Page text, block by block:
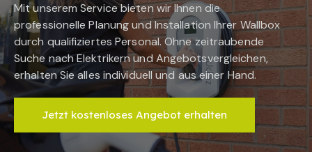
Mit unserem Service bieten wir Ihnen die
professionelle Planung und Installation Ihrer Wallbox
durch qualifiziertes Personal. Ohne zeitraubende
Suche nach Elektrikern und Angebotsvergleichen,
erhalten Sie alles individuell und aus einer Hand.
Jetzt kostenloses Angebot erhalten